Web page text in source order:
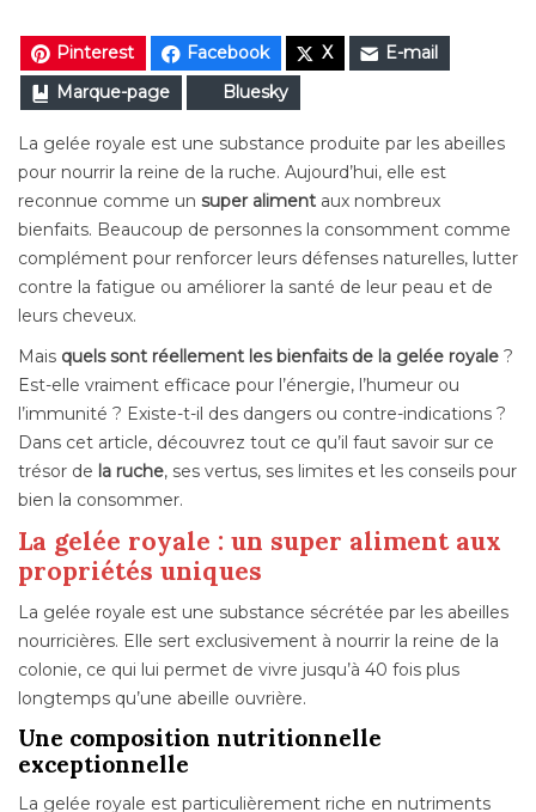
Pinterest Facebook X
E-mail
Marque-page
Bluesky
La gelée royale est une substance produite par les abeilles
pour nourrir la reine de la ruche. Aujourd’hui, elle est
reconnue comme un super aliment aux nombreux
bienfaits. Beaucoup de personnes la consomment comme
complément pour renforcer leurs défenses naturelles, lutter
contre la fatigue ou améliorer la santé de leur peau et de
leurs cheveux.
Mais quels sont réellement les bienfaits de la gelée royale ?
Est-elle vraiment efficace pour l’énergie, l’humeur ou
l’immunité ? Existe-t-il des dangers ou contre-indications ?
Dans cet article, découvrez tout ce qu’il faut savoir sur ce
trésor de la ruche, ses vertus, ses limites et les conseils pour
bien la consommer.
La gelée royale : un super aliment aux
propriétés uniques
La gelée royale est une substance sécrétée par les abeilles
nourricières. Elle sert exclusivement à nourrir la reine de la
colonie, ce qui lui permet de vivre jusqu’à 40 fois plus
longtemps qu’une abeille ouvrière.
Une composition nutritionnelle
exceptionnelle
La gelée royale est particulièrement riche en nutriments